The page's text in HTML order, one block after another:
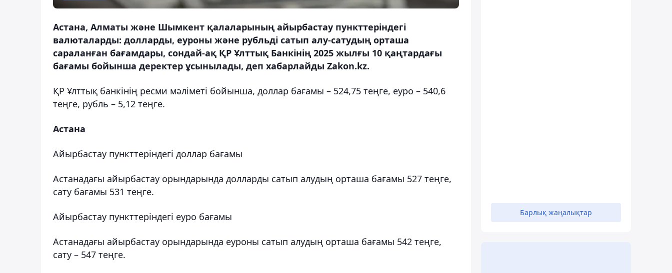
Астана, Алматы және Шымкент қалаларының айырбастау пункттеріндегі
валюталарды: долларды, еуроны және рубльді сатып алу-сатудың орташа
сараланған бағамдары, сондай-ақ ҚР Ұлттық Банкінің 2025 жылғы 10 қаңтардағы
бағамы бойынша деректер ұсынылады, деп хабарлайды Zakon.kz.
ҚР Ұлттық банкінің ресми мәліметі бойынша, доллар бағамы – 524,75 теңге, еуро – 540,6
теңге, рубль – 5,12 теңге.
Астана
Айырбастау пункттеріндегі доллар бағамы
Астанадағы айырбастау орындарында долларды сатып алудың орташа бағамы 527 теңге,
сату бағамы 531 теңге.
Айырбастау пункттеріндегі еуро бағамы
Астанадағы айырбастау орындарында еуроны сатып алудың орташа бағамы 542 теңге,
сату – 547 теңге.
Барлық жаңалықтар